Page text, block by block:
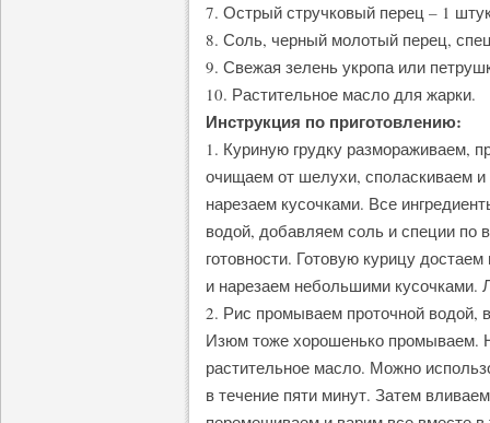
7. Острый стручковый перец – 1
8. Соль, черный молотый перец,
9. Свежая зелень укропа или
10. Растительное масло для жарки.
Инструкция по приготовлению:
1. Куриную грудку размораживаем,
очищаем от шелухи, споласкиваем и
нарезаем кусочками. Все
водой, добавляем соль и специи по
готовности. Готовую курицу
и нарезаем небольшими
2. Рис промываем проточной водой,
Изюм тоже хорошенько промываем.
растительное масло. Можно
в течение пяти минут. Затем